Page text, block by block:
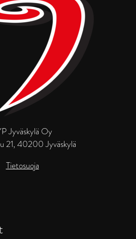
Jyväskylä Oy
21, 40200 Jyväskylä
Tietosuoja